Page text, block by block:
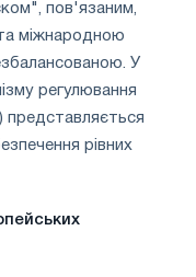
пов'язаним,
та міжнародною
У
регулювання
представляється
рівних